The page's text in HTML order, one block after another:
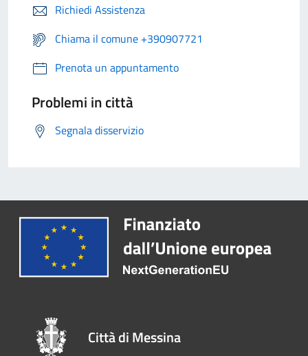
Richiedi Assistenza
Chiama il comune +390907721
Prenota un appuntamento
Problemi in città
Segnala disservizio
Città di Messina